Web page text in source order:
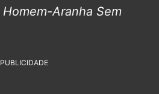
Homem-Aranha Sem
PUBLICIDADE